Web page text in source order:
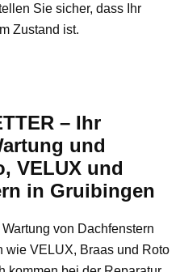
Sie sicher, dass Ihr
Zustand ist.
– Ihr
und
VELUX und
in Gruibingen
von Dachfenstern
wie VELUX, Braas und Roto